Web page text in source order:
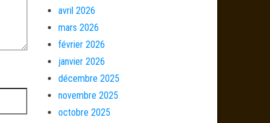
avril 2026
mars 2026
février 2026
janvier 2026
décembre 2025
novembre 2025
octobre 2025